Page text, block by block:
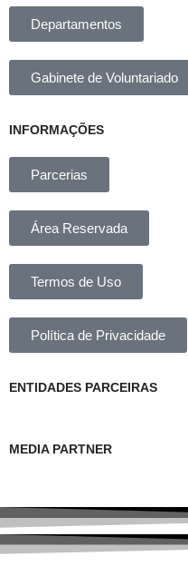
Departamentos
Gabinete de Voluntariado
INFORMAÇÕES
Parcerias
Área Reservada
Termos de Uso
Política de Privacidade
ENTIDADES PARCEIRAS
MEDIA PARTNER